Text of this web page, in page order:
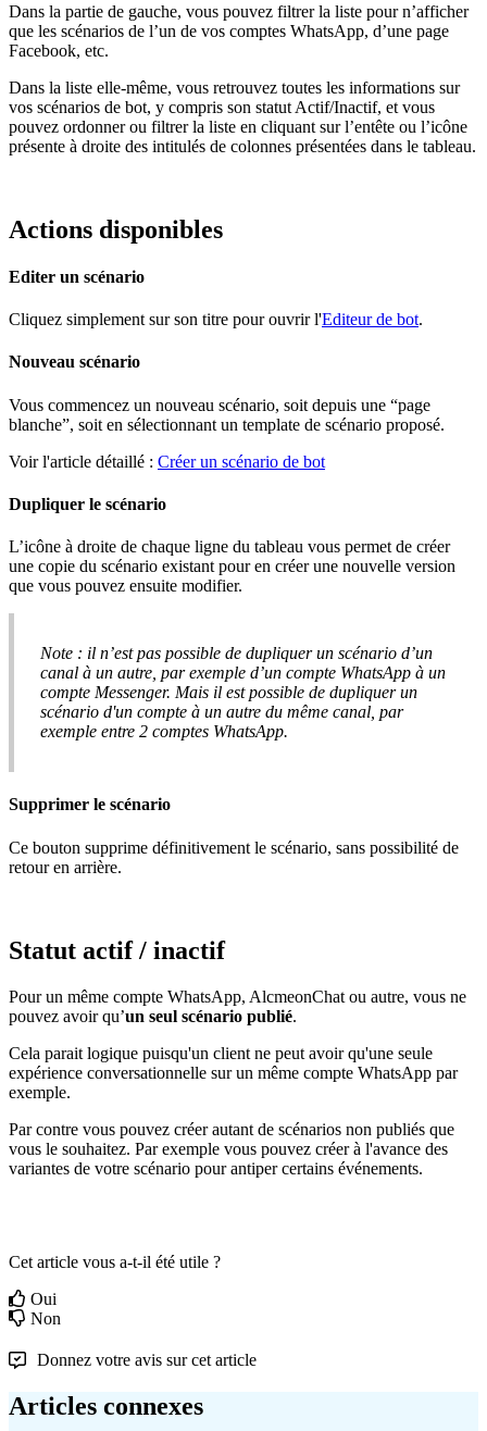
Dans la partie de gauche, vous pouvez filtrer la liste pour n’afficher
que les scénarios de l’un de vos comptes WhatsApp, d’une page
Facebook, etc.
Dans la liste elle-même, vous retrouvez toutes les informations sur
vos scénarios de bot, y compris son statut Actif/Inactif, et vous
pouvez ordonner ou filtrer la liste en cliquant sur l’entête ou l’icône
présente à droite des intitulés de colonnes présentées dans le tableau.
Actions disponibles
Editer un scénario
Cliquez simplement sur son titre pour ouvrir l'Editeur de bot.
Nouveau scénario
Vous commencez un nouveau scénario, soit depuis une “page
blanche”, soit en sélectionnant un template de scénario proposé.
Voir l'article détaillé : Créer un scénario de bot
Dupliquer le scénario
L’icône à droite de chaque ligne du tableau vous permet de créer
une copie du scénario existant pour en créer une nouvelle version
que vous pouvez ensuite modifier.
Note : il n’est pas possible de dupliquer un scénario d’un
canal à un autre par exemple d’un compte WhatsApp à un
compte Messenger. Mais il est possible de dupliquer un
scénario d'un compte à un autre du même canal par
exemple entre 2 comptes WhatsApp.
Supprimer le scénario
Ce bouton supprime définitivement le scénario, sans possibilité de
retour en arrière.
Statut actif / inactif
Pour un même compte WhatsApp, AlcmeonChat ou autre, vous ne
pouvez avoir qu’un seul scénario publié.
Cela parait logique puisqu'un client ne peut avoir qu'une seule
expérience conversationnelle sur un même compte WhatsApp par
exemple.
Par contre vous pouvez créer autant de scénarios non publiés que
vous le souhaitez. Par exemple vous pouvez créer à l'avance des
variantes de votre scénario pour antiper certains événements.
Cet article vous a-t-il été utile ?
Oui
Non
Donnez votre avis sur cet article
Articles connexes